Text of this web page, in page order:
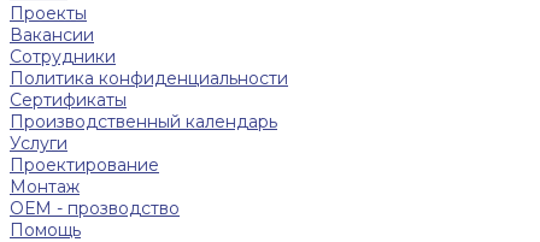
Проекты
Вакансии
Сотрудники
Политика конфиденциальности
Сертификаты
Производственный календарь
Услуги
Проектирование
Монтаж
ОЕМ - прозводство
Помощь